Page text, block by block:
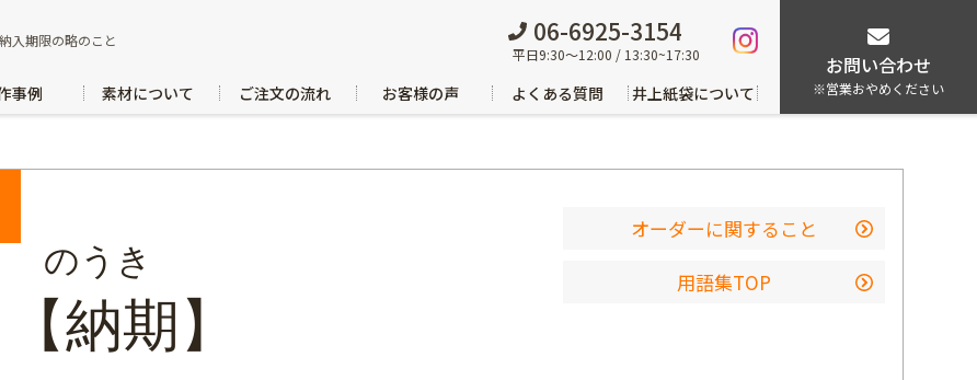
お問い合わせ
※営業おやめください
入期限の略のこと 06-6925-3154
平日9:30～12:00 / 13:30~17:30
事例 素材について ご注文の流れ お客様の声 よくある質問 井上紙袋について
のうき
【納期】
オーダーに関すること
用語集TOP